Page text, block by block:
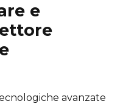
e
avanzate